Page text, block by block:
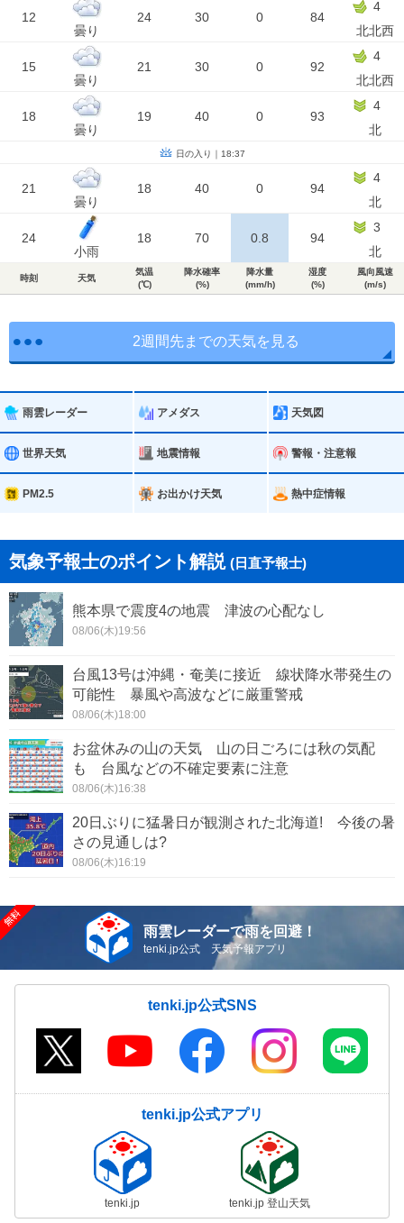
12
曇り
24 30 0 84
4
北北西
15
曇り
21 30 0 92
4
北北西
18
曇り
19 40 0 93
4
北
日の入り｜18:37
21
曇り
18 40 0 94
4
北
24
小雨
18 70 0.8 94
3
北
時刻 天気
気温
(℃)
降水確率
(%)
降水量
(mm/h)
湿度
(%)
風向風速
(m/s)
2週間先までの天気を見る
雨雲レーダー アメダス 天気図
世界天気 地震情報 警報・注意報
PM2.5 お出かけ天気 熱中症情報
気象予報士のポイント解説 (日直予報士)
熊本県で震度4の地震 津波の心配なし
08/06(木)19:56
台風13号は沖縄・奄美に接近 線状降水帯発生の
可能性 暴風や高波などに厳重警戒
08/06(木)18:00
お盆休みの山の天気 山の日ごろには秋の気配
も 台風などの不確定要素に注意
08/06(木)16:38
20日ぶりに猛暑日が観測された北海道! 今後の暑
さの見通しは?
08/06(木)16:19
雨雲レーダーで雨を回避！
tenki.jp公式 天気予報アプリ
tenki.jp公式SNS
tenki.jp公式アプリ
tenki.jp tenki.jp 登山天気